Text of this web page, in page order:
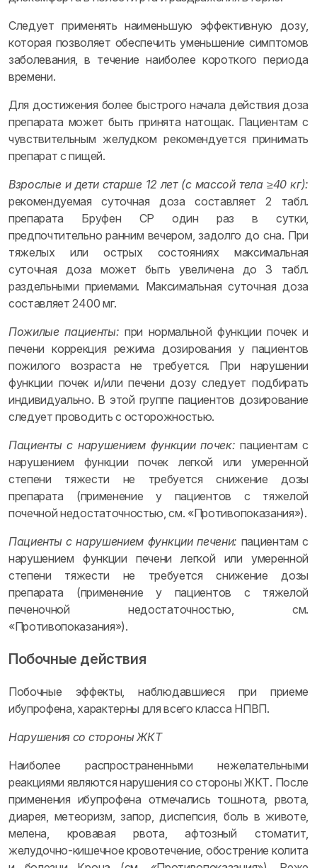
Следует применять наименьшую эффективную дозу,
которая позволяет обеспечить уменьшение симптомов
заболевания, в течение наиболее короткого периода
времени.
Для достижения более быстрого начала действия доза
препарата может быть принята натощак. Пациентам с
чувствительным желудком рекомендуется принимать
препарат с пищей.
Взрослые и дети старше 12 лет (с массой тела ≥40 кг):
рекомендуемая суточная доза составляет 2 табл.
препарата Бруфен СР один раз в сутки,
предпочтительно ранним вечером, задолго до сна. При
тяжелых или острых состояниях максимальная
суточная доза может быть увеличена до 3 табл.
раздельными приемами. Максимальная суточная доза
составляет 2400 мг.
Пожилые пациенты: при нормальной функции почек и
печени коррекция режима дозирования у пациентов
пожилого возраста не требуется. При нарушении
функции почек и/или печени дозу следует подбирать
индивидуально. В этой группе пациентов дозирование
следует проводить с осторожностью.
Пациенты с нарушением функции почек: пациентам с
нарушением функции почек легкой или умеренной
степени тяжести не требуется снижение дозы
препарата (применение у пациентов с тяжелой
почечной недостаточностью, см. «Противопоказания»).
Пациенты с нарушением функции печени: пациентам с
нарушением функции печени легкой или умеренной
степени тяжести не требуется снижение дозы
препарата (применение у пациентов с тяжелой
печеночной недостаточностью, см.
«Противопоказания»).
Побочные действия
Побочные эффекты, наблюдавшиеся при приеме
ибупрофена, характерны для всего класса НПВП.
Нарушения со стороны ЖКТ
Наиболее распространенными нежелательными
реакциями являются нарушения со стороны ЖКТ. После
применения ибупрофена отмечались тошнота, рвота,
диарея, метеоризм, запор, диспепсия, боль в животе,
мелена, кровавая рвота, афтозный стоматит,
желудочно-кишечное кровотечение, обострение колита